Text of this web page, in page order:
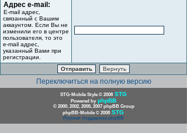
Адрес e-mail:
E-mail адрес,
связанный с Вашим
аккаунтом. Если Вы не
изменили его в центре
пользователя, то это
e-mail адрес,
указанный Вами при
регистрации.
Переключиться на полную версию
STG-Mobile Style © 2008 STG
Powered by phpBB
© 2000, 2002, 2005, 2007 phpBB Group
phpBB-Mobile © 2008 STG
Русская поддержка phpBB